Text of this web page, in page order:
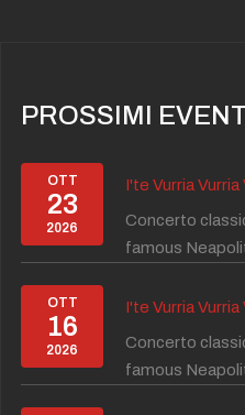
PROSSIMI
OTT
23
2026
I'te Vurria Vurria
Concerto
famous
OTT
16
2026
I'te Vurria Vurria
Concerto
famous